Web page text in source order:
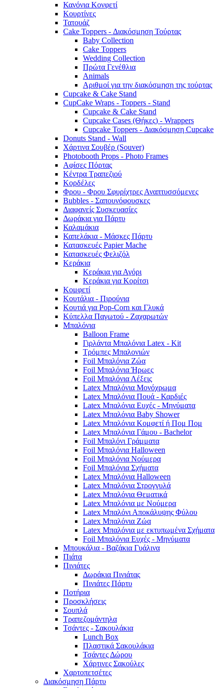
Κανόνια Κονφετί
Κουρτίνες
Τατουάζ
Cake Toppers - Διακόσμηση Τούρτας
Baby Collection
Cake Toppers
Wedding Collection
Πρώτα Γενέθλια
Animals
Αριθμοί για την διακόσμηση της τούρτας
Cupcake & Cake Stand
CupCake Wraps - Toppers - Stand
Cupcake & Cake Stand
Cupcake Cases (Θήκες) - Wrappers
Cupcake Toppers - Διακόσμηση Cupcake
Donuts Stand - Wall
Χάρτινα Σουβέρ (Souver)
Photobooth Props - Photo Frames
Αφίσες Πόρτας
Κέντρα Τραπεζιού
Κορδέλες
Φρου - Φρου Σφυρίχτρες Αναπτυσσόμενες
Bubbles - Σαπουνόφουσκες
Διαφανείς Συσκευασίες
Δωράκια για Πάρτυ
Καλαμάκια
Καπελάκια - Μάσκες Πάρτυ
Κατασκευές Papier Mache
Κατασκευές Φελιζόλ
Κεράκια
Κεράκια για Αγόρι
Κεράκια για Κορίτσι
Κομφετί
Κουτάλια - Πιρούνια
Κουτιά για Pop-Corn και Γλυκά
Κύπελλα Παγωτού - Ζαχαρωτών
Μπαλόνια
Balloon Frame
Γιρλάντα Μπαλόνια Latex - Kit
Τρόμπες Μπαλονιών
Foil Μπαλόνια Ζώα
Foil Μπαλόνια Ήρωες
Foil Μπαλόνια Λέξεις
Latex Μπαλόνια Μονόχρωμα
Latex Μπαλόνια Πουά - Καρδιές
Latex Μπαλόνια Ευχές - Μηνύματα
Latex Μπαλόνια Baby Shower
Latex Μπαλόνια Κομφετί ή Πομ Πομ
Latex Μπαλόνια Γάμου - Bachelor
Foil Μπαλόνι Γράμματα
Foil Μπαλόνια Halloween
Foil Μπαλόνια Νούμερα
Foil Μπαλόνια Σχήματα
Latex Μπαλόνια Halloween
Latex Μπαλόνια Στρογγυλά
Latex Μπαλόνια Θεματικά
Latex Μπαλόνια με Νούμερα
Latex Μπαλόνι Αποκάλυψης Φύλου
Latex Μπαλόνια Ζώα
Latex Μπαλόνια με εκτυπωμένα Σχήματα
Foil Μπαλόνια Ευχές - Μηνύματα
Μπουκάλια - Βαζάκια Γυάλινα
Πιάτα
Πινιάτες
Δωράκια Πινιάτας
Πινιάτες Πάρτυ
Ποτήρια
Προσκλήσεις
Σουπλά
Τραπεζομάντηλα
Τσάντες - Σακουλάκια
Lunch Box
Πλαστικά Σακουλάκια
Τσάντες Δώρου
Χάρτινες Σακούλες
Χαρτοπετσέτες
Διακόσμηση Πάρτυ